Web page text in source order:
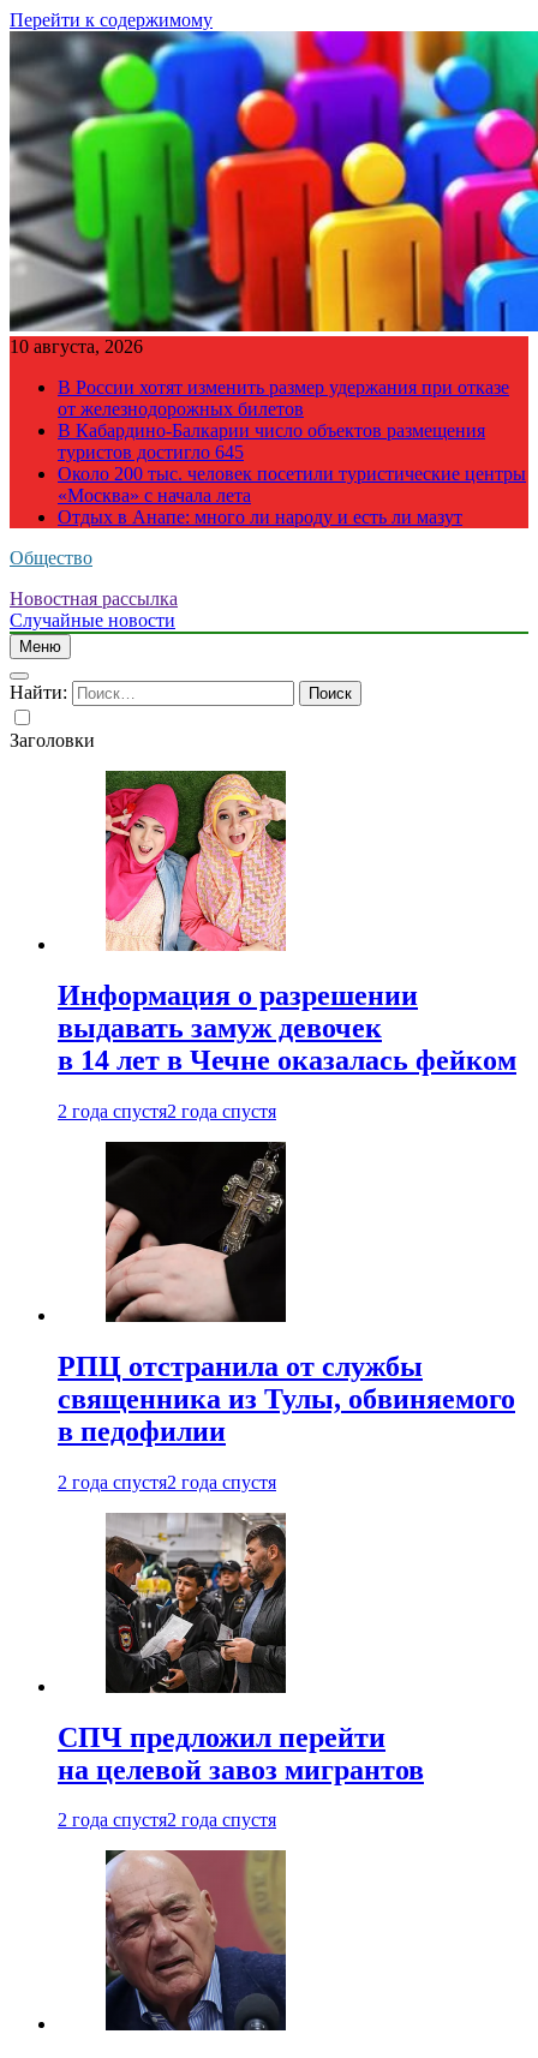
Перейти к содержимому
10 августа, 2026
В России хотят изменить размер удержания при отказе
от железнодорожных билетов
В Кабардино-Балкарии число объектов размещения
туристов достигло 645
Около 200 тыс. человек посетили туристические центры
«Москва» с начала лета
Отдых в Анапе: много ли народу и есть ли мазут
Общество
Новостная рассылка
Случайные новости
Меню
Найти:
Заголовки
Информация о разрешении
выдавать замуж девочек
в 14 лет в Чечне оказалась фейком
2 года спустя2 года спустя
РПЦ отстранила от службы
священника из Тулы, обвиняемого
в педофилии
2 года спустя2 года спустя
СПЧ предложил перейти
на целевой завоз мигрантов
2 года спустя2 года спустя